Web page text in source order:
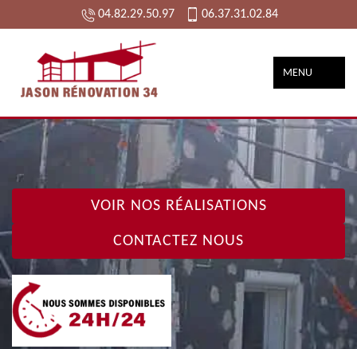
04.82.29.50.97 06.37.31.02.84
MENU
VOIR NOS RÉALISATIONS
CONTACTEZ NOUS